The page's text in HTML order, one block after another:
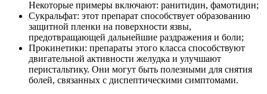
Некоторые примеры включают: ранитидин, фамотидин;
Сукральфат: этот препарат способствует образованию
защитной пленки на поверхности язвы,
предотвращающей дальнейшие раздражения и боли;
Прокинетики: препараты этого класса способствуют
двигательной активности желудка и улучшают
перистальтику. Они могут быть полезными для снятия
болей, связанных с диспептическими симптомами.